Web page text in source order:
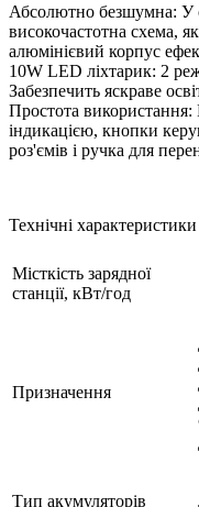
Абсолютно безшумна: У
високочастотна схема,
алюмінієвий корпус
10W LED ліхтарик: 2
Забезпечить яскраве
Простота використання:
індикацією, кнопки
роз'ємів і ручка для
Технічні характеристики
Місткість зарядної
станції, кВт/год
Призначення
Тип акумуляторів